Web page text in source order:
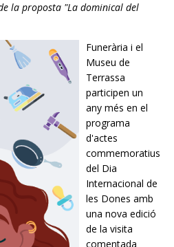
la proposta "La dominical del
Funerària i el
Museu de
Terrassa
participen un
any més en el
programa
d'actes
commemoratius
del Dia
Internacional de
les Dones amb
una nova edició
de la visita
comentada